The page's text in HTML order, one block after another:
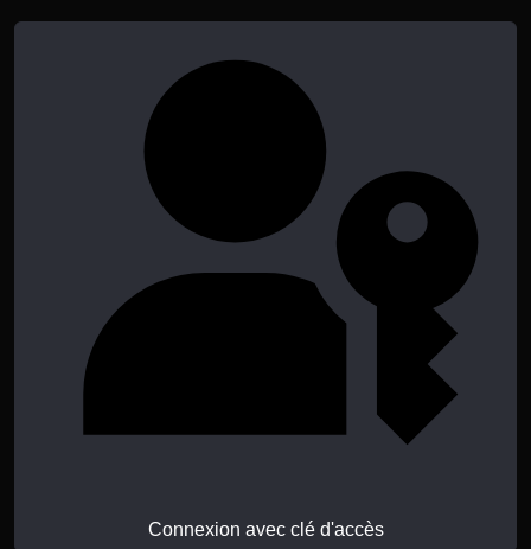
Connexion avec clé d'accès